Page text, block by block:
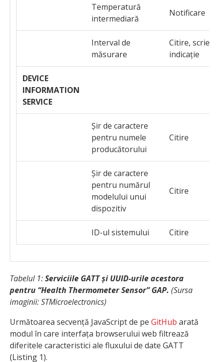
Temperatură
intermediară
Notificare
Interval de
măsurare
Citire, scriere,
indicație
DEVICE
INFORMATION
SERVICE
Șir de caractere
pentru numele
producătorului
Citire
Șir de caractere
pentru numărul
modelului unui
dispozitiv
Citire
ID-ul sistemului Citire
Tabelul 1:Serviciile GATT și UUID-urile acestora
pentru “Health Thermometer Sensor” GAP. (Sursa
imaginii: STMicroelectronics)
Următoarea secvență JavaScript de pe GitHub arată
modul în care interfața browserului web filtrează
diferitele caracteristici ale fluxului de date GATT
(Listing 1).